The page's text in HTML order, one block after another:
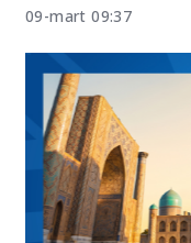
09-mart 09:37